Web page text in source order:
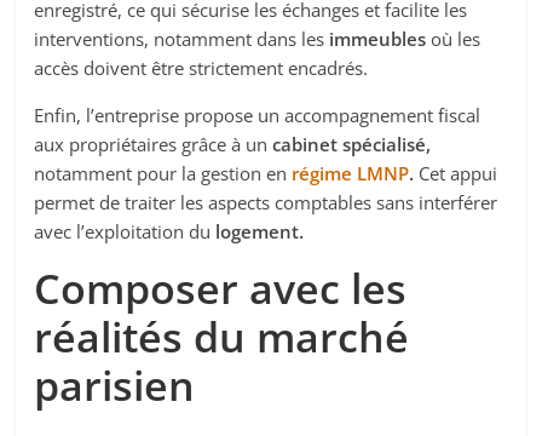
enregistré, ce qui sécurise les échanges et facilite les
interventions, notamment dans les immeubles où les
accès doivent être strictement encadrés.
Enfin, l’entreprise propose un accompagnement fiscal
aux propriétaires grâce à uncabinet spécialisé,
notamment pour la gestion en régime LMNP. Cet appui
permet de traiter les aspects comptables sans interférer
avec l’exploitation du logement.
Composer avec les
réalités du marché
parisien